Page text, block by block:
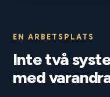
EN ARBETSPLATS
Inte två
med